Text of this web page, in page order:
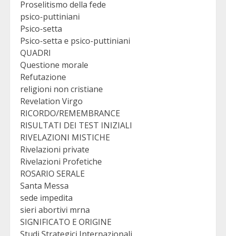
Proselitismo della fede
psico-puttiniani
Psico-setta
Psico-setta e psico-puttiniani
QUADRI
Questione morale
Refutazione
religioni non cristiane
Revelation Virgo
RICORDO/REMEMBRANCE
RISULTATI DEI TEST INIZIALI
RIVELAZIONI MISTICHE
Rivelazioni private
Rivelazioni Profetiche
ROSARIO SERALE
Santa Messa
sede impedita
sieri abortivi mrna
SIGNIFICATO E ORIGINE